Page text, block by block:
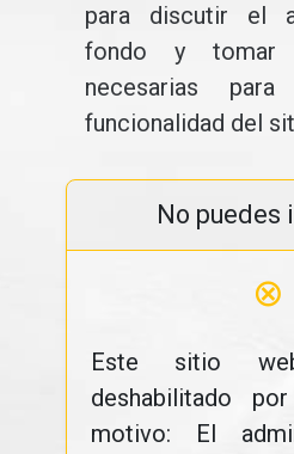
para discutir el
fondo y tomar
necesarias
funcionalidad del
No puedes
⊗
Este sitio
deshabilitado
motivo: El